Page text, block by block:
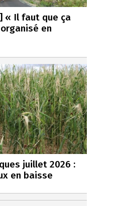
« Il faut que ça
en
juillet 2026 :
en baisse